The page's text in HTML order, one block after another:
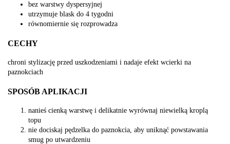
bez warstwy dyspersyjnej
utrzymuje blask do 4 tygodni
równomiernie się rozprowadza
CECHY
chroni stylizację przed uszkodzeniami i nadaje efekt wcierki na
paznokciach
SPOSÓB APLIKACJI
nanieś cienką warstwę i delikatnie wyrównaj niewielką kroplą
topu
nie dociskaj pędzelka do paznokcia, aby uniknąć powstawania
smug po utwardzeniu